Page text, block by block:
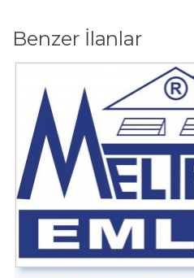
Benzer İlanlar